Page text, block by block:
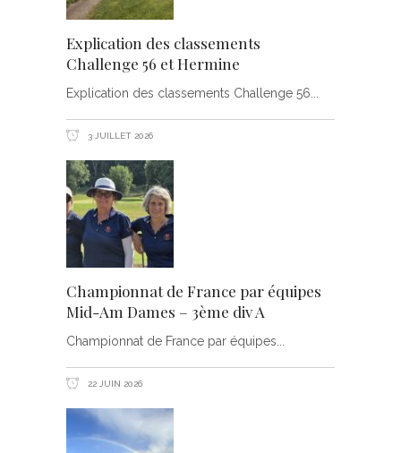
Explication des classements
Challenge 56 et Hermine
Explication des classements Challenge 56
3 JUILLET 2026
Championnat de France par équipes
Mid-Am Dames – 3ème div A
Championnat de France par équipes
22 JUIN 2026